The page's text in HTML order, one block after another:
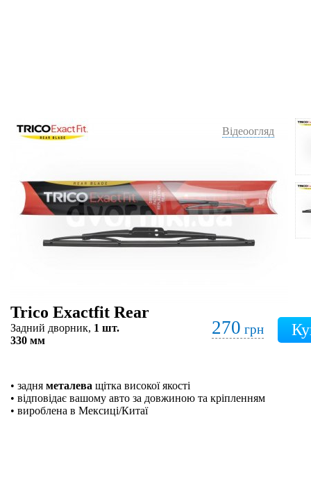
Відеоогляд
Trico Exactfit Rear
Задний дворник, 1 шт.
330 мм
270 грн
• задня металева щітка високої якості
• відповідає вашому авто за довжиною та кріпленням
• вироблена в Мексиці/Китаї